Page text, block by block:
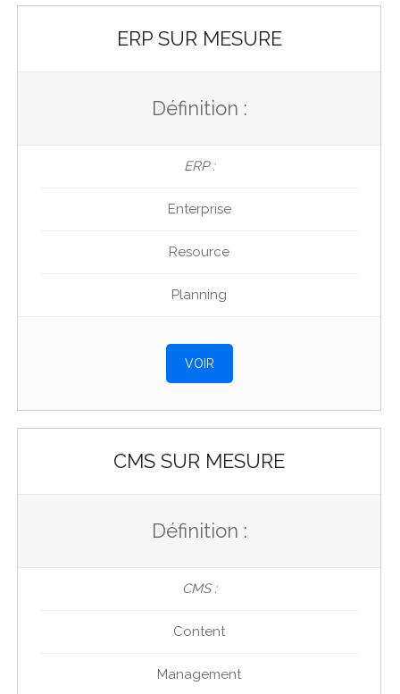
ERP SUR MESURE
Définition :
ERP :
Enterprise
Resource
Planning
VOIR
CMS SUR MESURE
Définition :
CMS :
Content
Management